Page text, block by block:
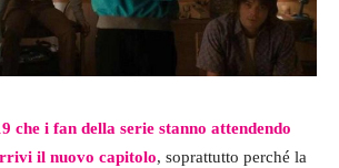
che i fan della serie stanno attendendo
il nuovo capitolo, soprattutto perché la